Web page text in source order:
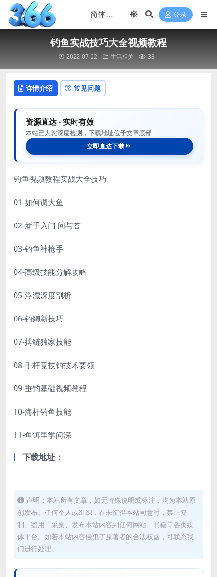
登录
钓鱼实战技巧大全视频教程
2022-07-22 生活相关 38
详情介绍 常见问题
资源直达 · 实时有效
本站已为您深度检测，下载地址位于文章底部
立即直达下载
钓鱼视频教程实战大全技巧
01-如何调大鱼
02-新手入门 问与答
03-钓鱼神枪手
04-高级技能分解攻略
05-浮漂深度剖析
06-钓鲫新技巧
07-搏鲢独家技能
08-手杆竞技钓技术要领
09-垂钓基础视频教程
10-海杆钓鱼技能
11-鱼饵里学问深
下载地址：
声明：本站所有文章，如无特殊说明或标注，均为本站原
创发布。任何个人或组织，在未征得本站同意时，禁止复
制、盗用、采集、发布本站内容到任何网站、书籍等各类媒
体平台。如若本站内容侵犯了原著者的合法权益，可联系我
们进行处理。